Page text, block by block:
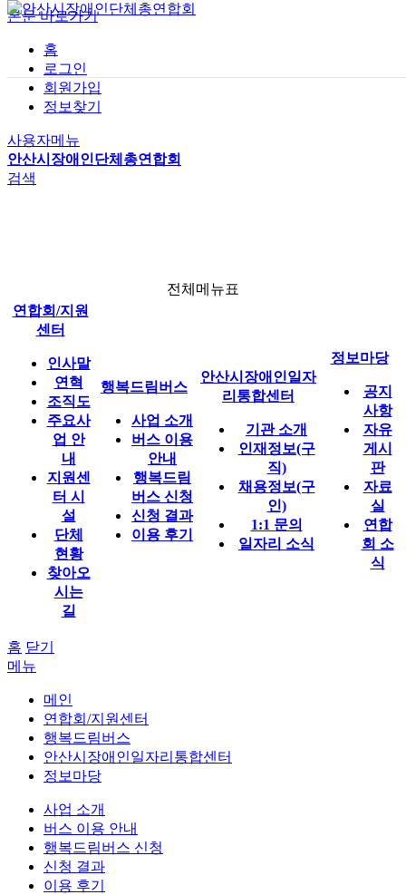
본문 바로가기
홈
로그인
회원가입
정보찾기
사용자메뉴
안산시장애인단체총연합회
검색
행복드림버스
사업 소개
행복드림버스 신청
채용정보(구인)
정보마당
공지사항
자료실
전체메뉴표
연합회/지원
센터
인사말
연혁
조직도
주요사
업 안
내
지원센
터 시
설
단체
현황
찾아오
시는
길
행복드림버스
사업 소개
버스 이용
안내
행복드림
버스 신청
신청 결과
이용 후기
안산시장애인일자
리통합센터
기관 소개
인재정보(구
직)
채용정보(구
인)
1:1 문의
일자리 소식
정보마당
공지
사항
자유
게시
판
자료
실
연합
회 소
식
홈 닫기
메뉴
메인
연합회/지원센터
행복드림버스
안산시장애인일자리통합센터
정보마당
사업 소개
버스 이용 안내
행복드림버스 신청
신청 결과
이용 후기